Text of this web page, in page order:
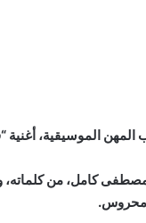
الموسيقية، أغنية
كامل، من كلماته،
محروس.
سيف
يكتب
مايسه